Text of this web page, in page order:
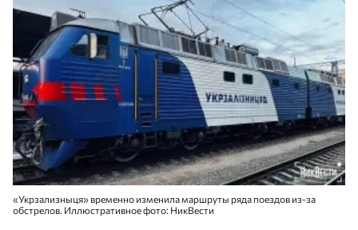
«Укрзализныця» временно изменила маршруты ряда поездов из-за
обстрелов. Иллюстративное фото: НикВести